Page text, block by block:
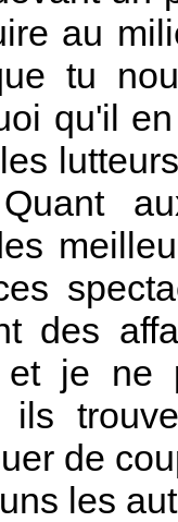
au
tu
qu'il
des
je ne
ils
de
les